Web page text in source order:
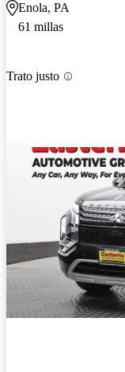
Enola, PA
61 millas
Trato justo